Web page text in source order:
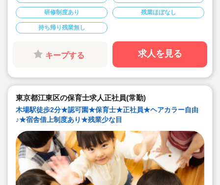
勤務実績多数で働きやすい職場です
◇ヘアカラーは自由。髪色の制限なし。
◇20代で経験少ない方もノビノビ働きやすい環境
◇書き物のICT化も進めており持ち帰り業務/残業ほぼな
し。
◇残業した場合の代は1分単位で支給されます
◇子どもが自分の意志や感情を尊重され、自分で選択し
ていくことをあたたかく見守り、子どもが主体の保育を
のような保育園
できる範囲で実施
◇在籍年数や保育経験に合わせた段階的な研修を年間総
計110回以上実施。研修も参加しやすい職場環境です
研修制度あり 残業ほぼなし
持ち帰り残業無し
キープする 求人を見る
東京都江東区の保育士求人正社員(常勤)
木場駅徒歩2分★認可園★保育士★正社員★ヘアカラー自由
♪★宿舎借上制度あり★残業少な目